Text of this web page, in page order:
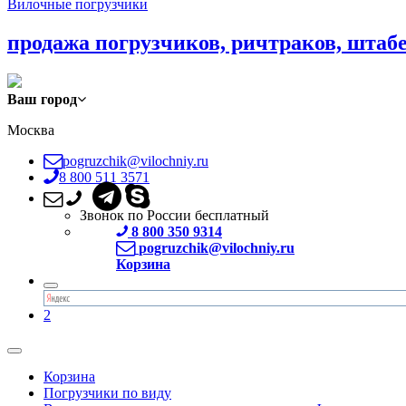
Вилочные погрузчики
продажа погрузчиков, ричтраков,
Ваш город
Москва
pogruzchik@vilochniy.ru
8 800 511 3571
Звонок по России бесплатный
8 800 350 9314
pogruzchik@vilochniy.ru
Корзина
2
Корзина
Погрузчики по виду